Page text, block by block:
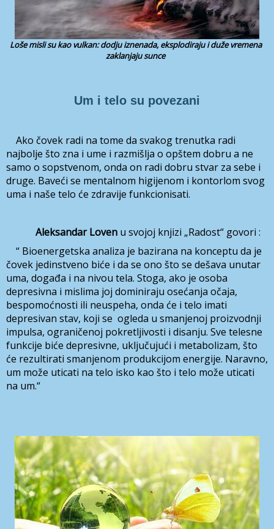
Loše misli su kao vulkan: dodju iznenada, eksplodiraju i duže vremena
zaklanjaju sunce
Um i telo su povezani
Ako čovek radi na tome da svakog trenutka radi
najbolje što zna i ume i razmišlja o opštem dobru a ne
samo o sopstvenom, onda on radi dobru stvar za sebe i
druge. Baveći se mentalnom higijenom i kontorlom svog
uma i naše telo će zdravije funkcionisati.
Aleksandar Loven u svojoj knjizi „Radost“ govori :
“ Bioenergetska analiza je bazirana na konceptu da je
čovek jedinstveno biće i da se ono što se dešava unutar
uma, događa i na nivou tela. Stoga, ako je osoba
depresivna i mislima joj dominiraju osećanja očaja,
bespomoćnosti ili neuspeha, onda će i telo imati
depresivan stav, koji se ogleda u smanjenoj proizvodnji
impulsa, ograničenoj pokretljivosti i disanju. Sve telesne
funkcije biće depresivne, uključujući i metabolizam, što
će rezultirati smanjenom produkcijom energije. Naravno,
um može uticati na telo isko kao što i telo može uticati
na um.“